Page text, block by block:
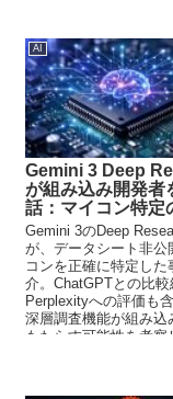
AI
Gemini 3 Deep
が組み込み開発者
話：マイコン特定
Gemini 3のDeep
が、データシート非公
コンを正確に特定した
介。ChatGPTとの比較
Perplexityへの評価も
深層調査機能が組み込
もたらす可能性を考察